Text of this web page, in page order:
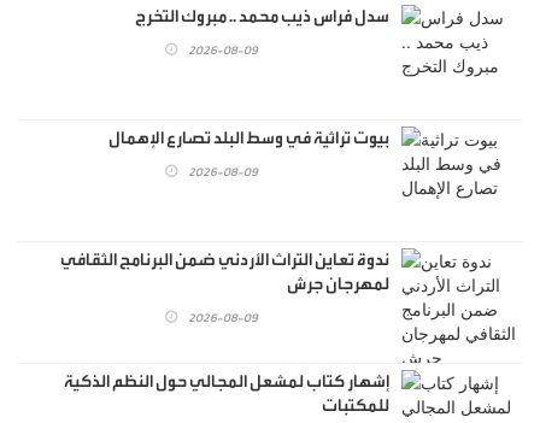
سدل فراس ذيب محمد .. مبروك التخرج
2026-08-09
بيوت تراثية في وسط البلد تصارع الإهمال
2026-08-09
ندوة تعاين التراث الأردني ضمن البرنامج الثقافي
لمهرجان جرش
2026-08-09
إشهار كتاب لمشعل المجالي حول النظم الذكية
للمكتبات